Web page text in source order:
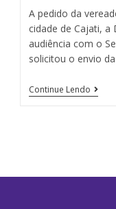
A pedido da
cidade de Cajati, a
audiência com o
solicitou o envio
Continue Lendo